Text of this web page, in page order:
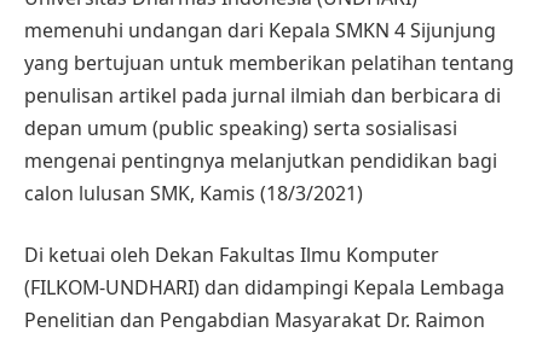
memenuhi undangan dari Kepala SMKN 4 Sijunjung
yang bertujuan untuk memberikan pelatihan tentang
penulisan artikel pada jurnal ilmiah dan berbicara di
depan umum (public speaking) serta sosialisasi
mengenai pentingnya melanjutkan pendidikan bagi
calon lulusan SMK, Kamis (18/3/2021)
Di ketuai oleh Dekan Fakultas Ilmu Komputer
(FILKOM-UNDHARI) dan didampingi Kepala Lembaga
Penelitian dan Pengabdian Masyarakat Dr. Raimon